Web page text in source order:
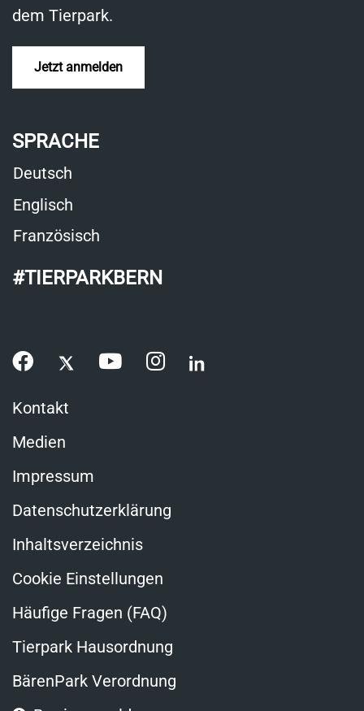
dem Tierpark.
Jetzt anmelden
SPRACHE
Deutsch
Englisch
Französisch
#TIERPARKBERN
Kontakt
Medien
Impressum
Datenschutzerklärung
Inhaltsverzeichnis
Cookie Einstellungen
Häufige Fragen (FAQ)
Tierpark Hausordnung
BärenPark Verordnung